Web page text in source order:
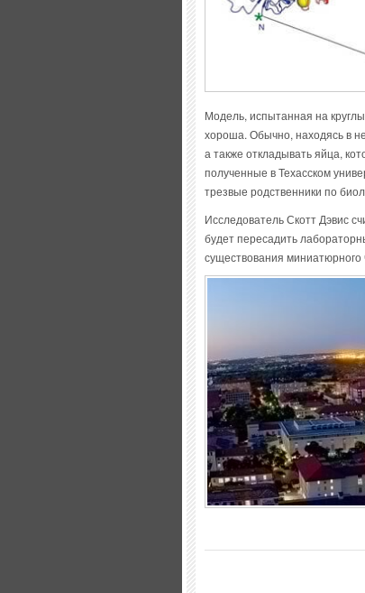
Модель, испытанная на
хороша. Обычно, находясь в
а также откладывать яйца,
полученные в Техасском
трезвые родственники по
Исследователь Скотт Дэвис
будет пересадить
существования миниатюрного